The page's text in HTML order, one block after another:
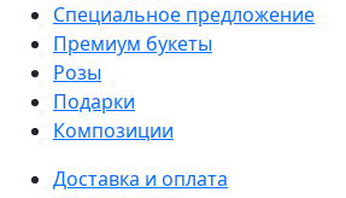
Специальное предложение
Премиум букеты
Розы
Подарки
Композиции
Доставка и оплата